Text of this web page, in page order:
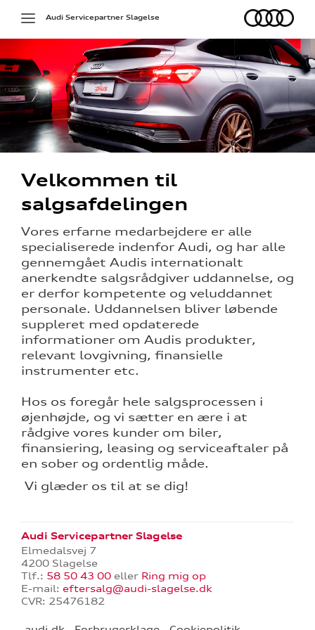
Toggle
navigation
Audi
Audi Servicepartner Slagelse
Velkommen til
salgsafdelingen
Vores erfarne medarbejdere er alle
specialiserede indenfor Audi, og har alle
gennemgået Audis internationalt
anerkendte salgsrådgiver uddannelse, og
er derfor kompetente og veluddannet
personale. Uddannelsen bliver løbende
suppleret med opdaterede
informationer om Audis produkter,
relevant lovgivning, finansielle
instrumenter etc.
Hos os foregår hele salgsprocessen i
øjenhøjde, og vi sætter en ære i at
rådgive vores kunder om biler,
finansiering, leasing og serviceaftaler på
en sober og ordentlig måde.
Vi glæder os til at se dig!
Audi Servicepartner Slagelse
Elmedalsvej 7
4200 Slagelse
Tlf.: 58 50 43 00 eller Ring mig op
E-mail: eftersalg@audi-slagelse.dk
CVR: 25476182